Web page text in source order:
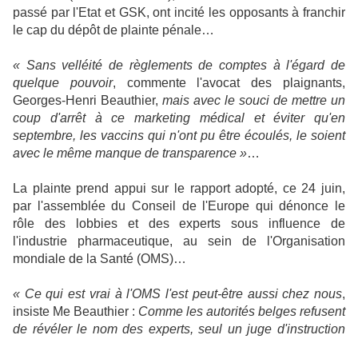
passé par l'Etat et GSK, ont incité les opposants à franchir
le cap du dépôt de plainte pénale…
« Sans velléité de règlements de comptes à l'égard de
quelque pouvoir, commente l'avocat des plaignants,
Georges-Henri Beauthier, mais avec le souci de mettre un
coup d'arrêt à ce marketing médical et éviter qu'en
septembre, les vaccins qui n'ont pu être écoulés, le soient
avec le même manque de transparence »…
La plainte prend appui sur le rapport adopté, ce 24 juin,
par l'assemblée du Conseil de l'Europe qui dénonce le
rôle des lobbies et des experts sous influence de
l'industrie pharmaceutique, au sein de l'Organisation
mondiale de la Santé (OMS)…
« Ce qui est vrai à l'OMS l'est peut-être aussi chez nous,
insiste Me Beauthier : Comme les autorités belges refusent
de révéler le nom des experts, seul un juge d'instruction